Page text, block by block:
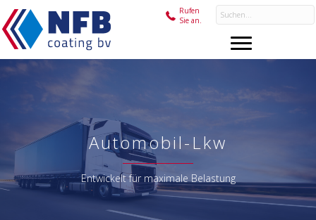
Rufen
Sie an.
Automobil-Lkw
Entwickelt für maximale Belastung